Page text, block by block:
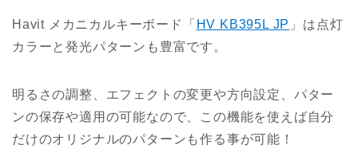
Havit メカニカルキーボード「 HV KB395L JP 」は点灯
カラーと発光パターンも豊富です。
明るさの調整、エフェクトの変更や方向設定、パター
ンの保存や適用の可能なので、この機能を使えば自分
だけのオリジナルのパターンも作る事が可能！